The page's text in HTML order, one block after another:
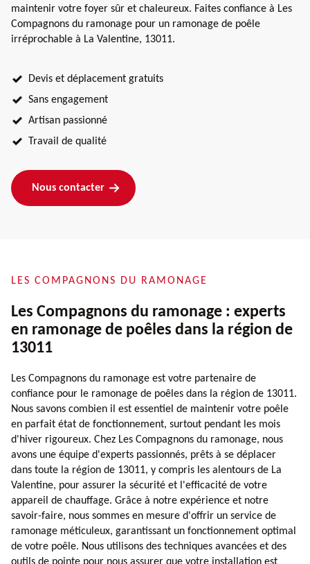
maintenir votre foyer sûr et chaleureux. Faites confiance à Les
Compagnons du ramonage pour un ramonage de poêle
irréprochable à La Valentine, 13011.
Devis et déplacement gratuits
Sans engagement
Artisan passionné
Travail de qualité
Nous contacter
LES COMPAGNONS DU RAMONAGE
Les Compagnons du ramonage : experts
en ramonage de poêles dans la région de
13011
Les Compagnons du ramonage est votre partenaire de
confiance pour le ramonage de poêles dans la région de 13011.
Nous savons combien il est essentiel de maintenir votre poêle
en parfait état de fonctionnement, surtout pendant les mois
d'hiver rigoureux. Chez Les Compagnons du ramonage, nous
avons une équipe d'experts passionnés, prêts à se déplacer
dans toute la région de 13011, y compris les alentours de La
Valentine, pour assurer la sécurité et l'efficacité de votre
appareil de chauffage. Grâce à notre expérience et notre
savoir-faire, nous sommes en mesure d'offrir un service de
ramonage méticuleux, garantissant un fonctionnement optimal
de votre poêle. Nous utilisons des techniques avancées et des
outils de pointe pour nous assurer que votre installation est